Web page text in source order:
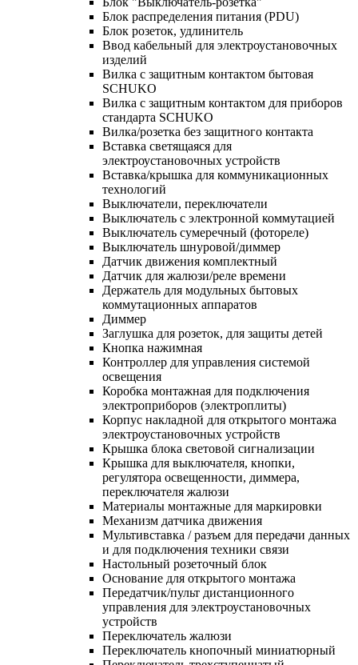
Блок распределения питания (PDU)
Блок розеток, удлинитель
Ввод кабельный для электроустановочных
изделий
Вилка с защитным контактом бытовая
SCHUKO
Вилка с защитным контактом для приборов
стандарта SCHUKO
Вилка/розетка без защитного контакта
Вставка светящаяся для
электроустановочных устройств
Вставка/крышка для коммуникационных
технологий
Выключатели, переключатели
Выключатель с электронной коммутацией
Выключатель сумеречный (фотореле)
Выключатель шнуровой/диммер
Датчик движения комплектный
Датчик для жалюзи/реле времени
Держатель для модульных бытовых
коммутационных аппаратов
Диммер
Заглушка для розеток, для защиты детей
Кнопка нажимная
Контроллер для управления системой
освещения
Коробка монтажная для подключения
электроприборов (электроплиты)
Корпус накладной для открытого монтажа
электроустановочных устройств
Крышка блока световой сигнализации
Крышка для выключателя, кнопки,
регулятора освещенности, диммера,
переключателя жалюзи
Материалы монтажные для маркировки
Механизм датчика движения
Мультивставка / разъем для передачи данных
и для подключения техники связи
Настольный розеточный блок
Основание для открытого монтажа
Передатчик/пульт дистанционного
управления для электроустановочных
устройств
Переключатель жалюзи
Переключатель кнопочный миниатюрный